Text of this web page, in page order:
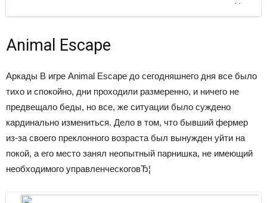
Next
Animal Escape
Аркады В игре Animal Escape до сегодняшнего дня все было
тихо и спокойно, дни проходили размеренно, и ничего не
предвещало беды, но все, же ситуации было суждено
кардинально измениться. Дело в том, что бывший фермер
из-за своего преклонного возраста был вынужден уйти на
покой, а его место занял неопытный парнишка, не имеющий
необходимого управленческоговЂ¦